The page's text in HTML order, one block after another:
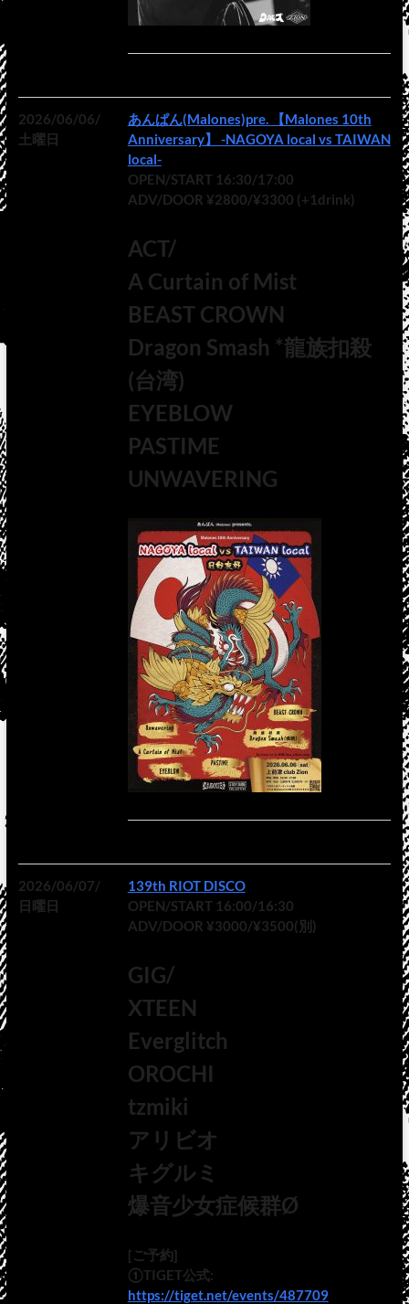
2026/06/06/
土曜日
あんぱん(Malones)pre. 【Malones 10th
Anniversary】 -NAGOYA local vs TAIWAN
local-
OPEN/START 16:30/17:00
ADV/DOOR ¥2800/¥3300 (+1drink)
ACT/
A Curtain of Mist
BEAST CROWN
Dragon Smash *龍族扣殺
(台湾)
EYEBLOW
PASTIME
UNWAVERING
2026/06/07/
日曜日
139th RIOT DISCO
OPEN/START 16:00/16:30
ADV/DOOR ¥3000/¥3500(別)
GIG/
XTEEN
Everglitch
OROCHI
tzmiki
アリビオ
キグルミ
爆音少女症候群Ø
[ご予約]
①TIGET公式:
https://tiget.net/events/487709